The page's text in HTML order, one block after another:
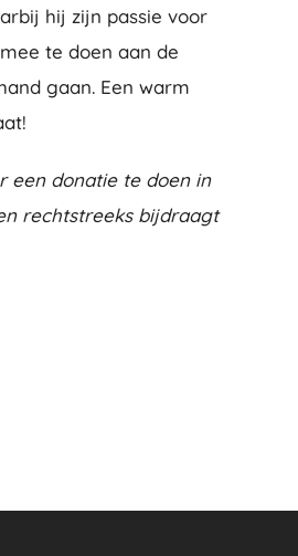
hij zijn passie voor
te doen aan de
gaan. Een warm
een donatie te doen in
rechtstreeks bijdraagt